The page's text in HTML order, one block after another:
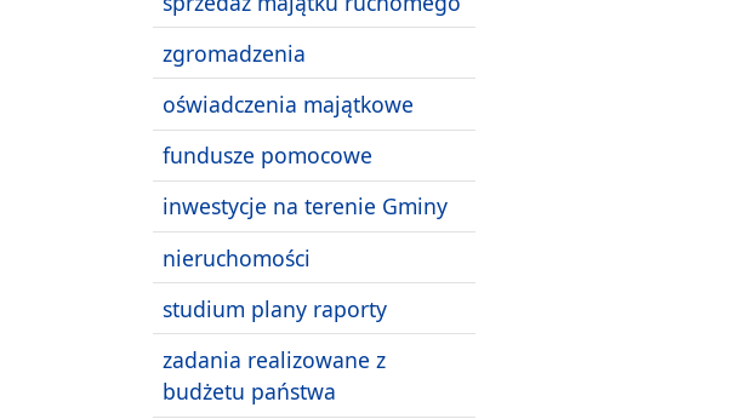
zgromadzenia
oświadczenia majątkowe
fundusze pomocowe
inwestycje na terenie Gminy
nieruchomości
studium plany raporty
zadania realizowane z
budżetu państwa